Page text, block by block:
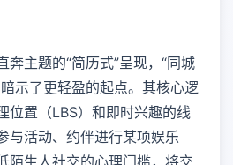
奔主题的“简历式”呈现，“同城
示了更轻盈的起点。其核心逻
位置（LBS）和即时兴趣的线
与活动、约伴进行某项娱乐
陌生人社交的心理门槛，将交